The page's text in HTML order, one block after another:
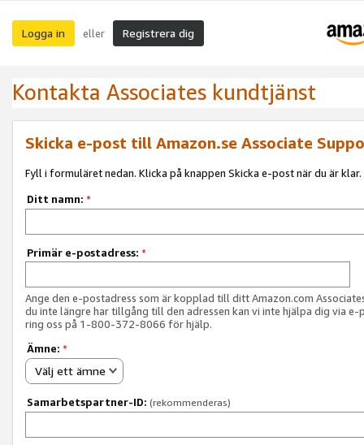
Logga in eller Registrera dig
Kontakta Associates kundtjänst
Skicka e-post till Amazon.se Associate
Fyll i formuläret nedan. Klicka på knappen Skicka e-post när du är klar.
Ditt namn: *
Primär e-postadress: *
Ange den e-postadress som är kopplad till ditt Amazon.com
du inte längre har tillgång till den adressen kan vi inte hjälpa dig via e-
ring oss på 1-800-372-8066 för hjälp.
Ämne: *
Välj ett ämne
Samarbetspartner-ID: (rekommenderas)